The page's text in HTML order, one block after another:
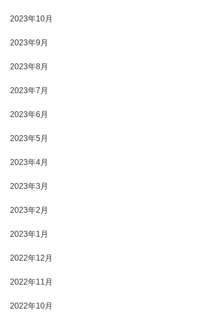
2023年10月
2023年9月
2023年8月
2023年7月
2023年6月
2023年5月
2023年4月
2023年3月
2023年2月
2023年1月
2022年12月
2022年11月
2022年10月